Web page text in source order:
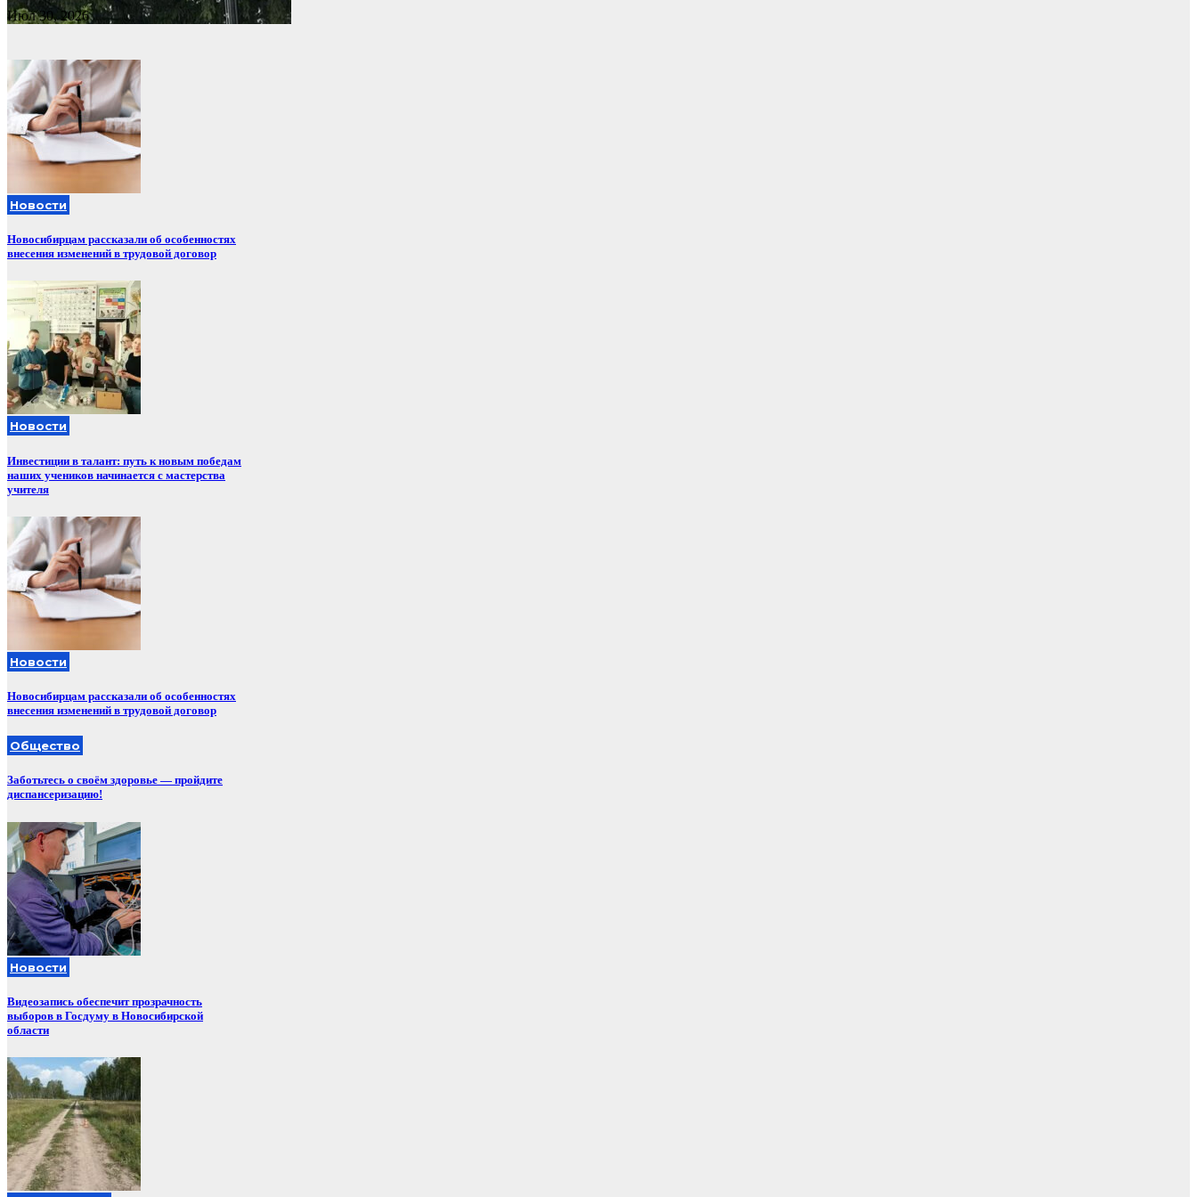
Июл 30, 2026
Новости
Новосибирцам рассказали об особенностях
внесения изменений в трудовой договор
Новости
Инвестиции в талант: путь к новым победам
наших учеников начинается с мастерства
учителя
Новости
Новосибирцам рассказали об особенностях
внесения изменений в трудовой договор
Общество
Заботьтесь о своём здоровье — пройдите
диспансеризацию!
Новости
Видеозапись обеспечит прозрачность
выборов в Госдуму в Новосибирской
области